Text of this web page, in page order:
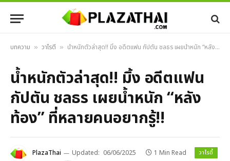
บทความ » วาไรตี้ » น้ำหนักตัวล่าสุด!! มิ้ง อดีตแฟน กัปตัน ชลธร เผยน้ำหนัก “หลังท้อง” ที่หลายคนอยากรู้!!
น้ำหนักตัวล่าสุด!! มิ้ง อดีตแฟน
กัปตัน ชลธร เผยน้ำหนัก “หลัง
ท้อง” ที่หลายคนอยากรู้!!
PlazaThai Updated: 06/06/2025 1 Min Read วาไรตี้